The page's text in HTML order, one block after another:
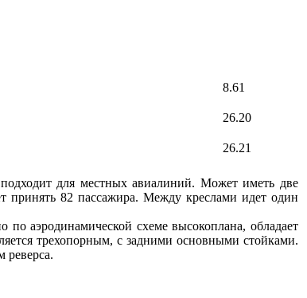
8.61
26.20
26.21
для местных авиалиний. Может иметь две
принять 82 пассажира. Между креслами идет один
аэродинамической схеме высокоплана, обладает
трехопорным, с задними основными стойками.
реверса.